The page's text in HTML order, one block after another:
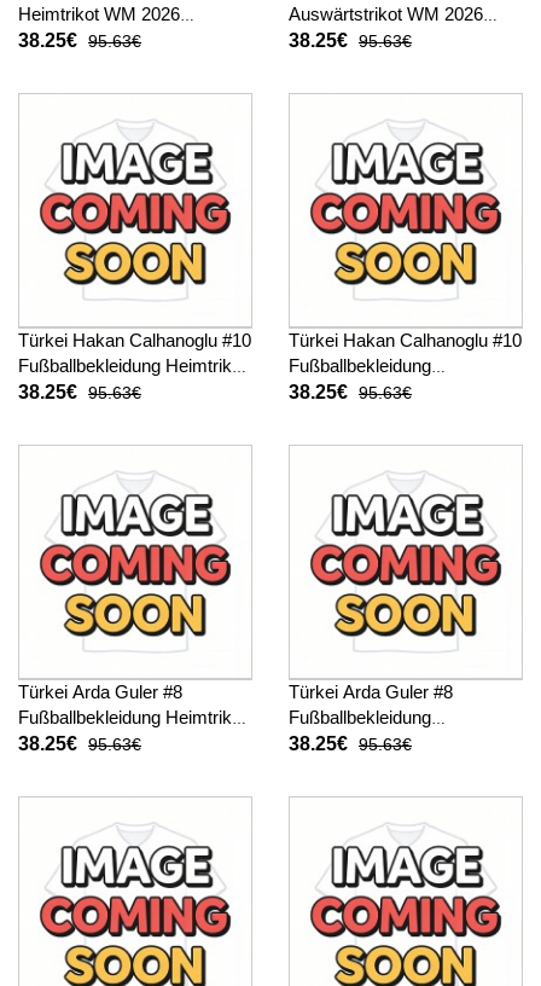
Heimtrikot WM 2026
Kurzarm
38.25€ 95.63€
Auswärtstrikot WM 2026
Kurzarm
38.25€ 95.63€
Türkei Hakan Calhanoglu #10
Fußballbekleidung Heimtrikot
WM 2026 Kurzarm
38.25€ 95.63€
Türkei Hakan Calhanoglu #10
Fußballbekleidung
Auswärtstrikot WM 2026
38.25€ 95.63€
Türkei Arda Guler #8
Fußballbekleidung Heimtrikot
WM 2026 Kurzarm
38.25€ 95.63€
Türkei Arda Guler #8
Fußballbekleidung
Auswärtstrikot WM 2026
38.25€ 95.63€